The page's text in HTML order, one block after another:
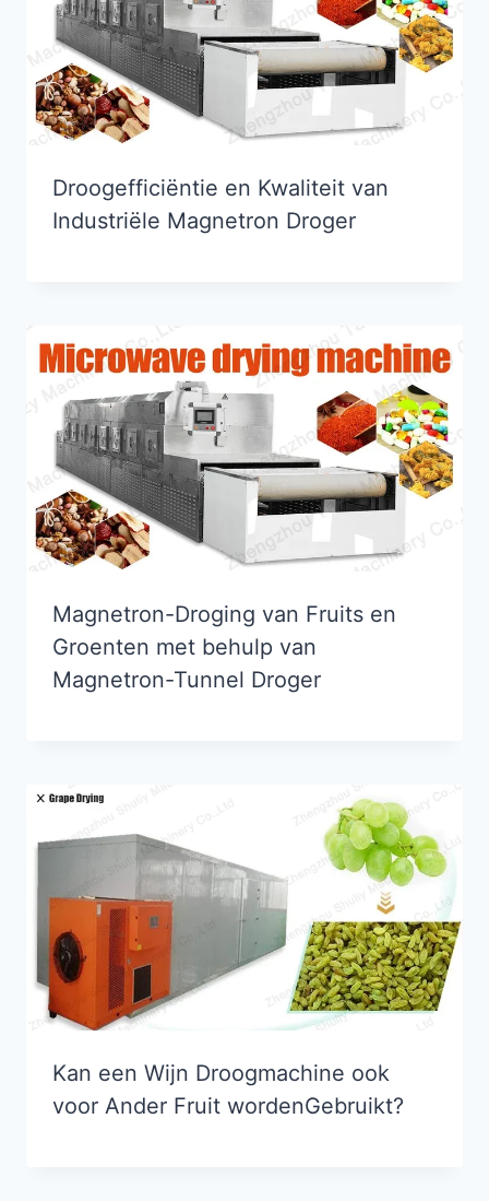
Droogefficiëntie en Kwaliteit van
Industriële Magnetron Droger
Magnetron-Droging van Fruits en
Groenten met behulp van
Magnetron-Tunnel Droger
Kan een Wijn Droogmachine ook
voor Ander Fruit wordenGebruikt?